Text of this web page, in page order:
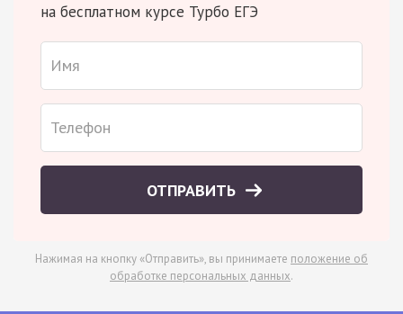
на бесплатном курсе Турбо ЕГЭ
ОТПРАВИТЬ
Нажимая на кнопку «Отправить», вы принимаете положение об
обработке персональных данных.